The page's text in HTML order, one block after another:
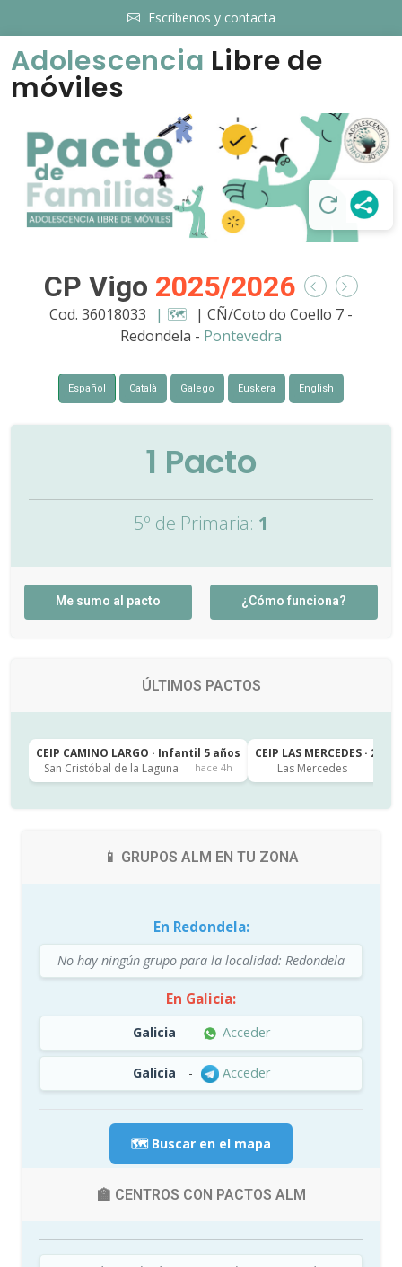
Escríbenos y contacta
Adolescencia Libre de
móviles
CP Vigo 2025/2026
Cod. 36018033 | 🗺️ | CÑ/Coto do Coello 7 -
Redondela - Pontevedra
Español Català Galego Euskera English
1 Pacto
5º de Primaria: 1
Me sumo al pacto ¿Cómo funciona?
ÚLTIMOS PACTOS
CEIP CAMINO LARGO · Infantil 5 años
San Cristóbal de la Laguna
hace 4h
CEIP LAS MERCEDES · 2º
Las Mercedes
📱 GRUPOS ALM EN TU ZONA
En Redondela:
No hay ningún grupo para la localidad: Redondela
En Galicia:
Galicia - Acceder
Galicia - Acceder
🗺️ Buscar en el mapa
🏫 CENTROS CON PACTOS ALM